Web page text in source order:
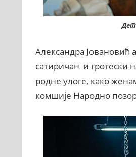
Александра Јовановић
сатиричан и гротески
родне улоге, како
комшије Народно